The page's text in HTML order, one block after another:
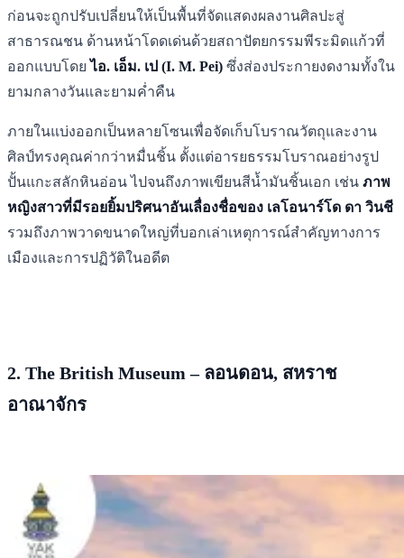
ก่อนจะถูกปรับเปลี่ยนให้เป็นพื้นที่จัดแสดงผลงานศิลปะสู่
สาธารณชน ด้านหน้าโดดเด่นด้วยสถาปัตยกรรมพีระมิดแก้วที่
ออกแบบโดย ไอ. เอ็ม. เป (I. M. Pei) ซึ่งส่องประกายงดงามทั้งใน
ยามกลางวันและยามค่ำคืน
ภายในแบ่งออกเป็นหลายโซนเพื่อจัดเก็บโบราณวัตถุและงาน
ศิลป์ทรงคุณค่ากว่าหมื่นชิ้น ตั้งแต่อารยธรรมโบราณอย่างรูป
ปั้นแกะสลักหินอ่อน ไปจนถึงภาพเขียนสีน้ำมันชิ้นเอก เช่น ภาพ
หญิงสาวที่มีรอยยิ้มปริศนาอันเลื่องชื่อของ เลโอนาร์โด ดา วินชี
รวมถึงภาพวาดขนาดใหญ่ที่บอกเล่าเหตุการณ์สำคัญทางการ
เมืองและการปฏิวัติในอดีต
2. The British Museum – ลอนดอน, สหราช
อาณาจักร